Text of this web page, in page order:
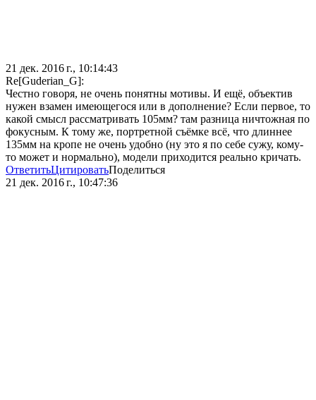
21 дек. 2016 г., 10:14:43
Re[Guderian_G]:
Честно говоря, не очень понятны мотивы. И ещё, объектив
нужен взамен имеющегося или в дополнение? Если первое, то
какой смысл рассматривать 105мм? там разница ничтожная по
фокусным. К тому же, портретной съёмке всё, что длиннее
135мм на кропе не очень удобно (ну это я по себе сужу, кому-
то может и нормально), модели приходится реально кричать.
ОтветитьЦитироватьПоделиться
21 дек. 2016 г., 10:47:36